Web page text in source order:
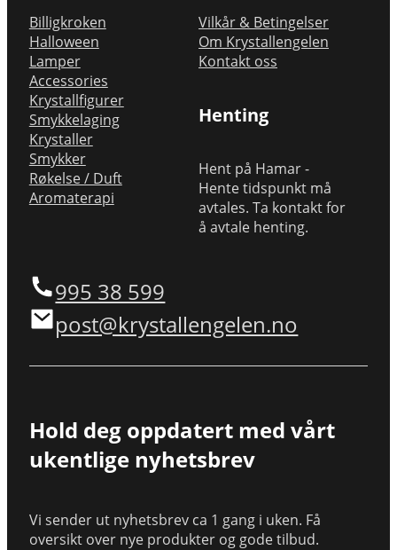
Billigkroken
Halloween
Lamper
Accessories
Krystallfigurer
Smykkelaging
Krystaller
Smykker
Røkelse / Duft
Aromaterapi
Vilkår & Betingelser
Om Krystallengelen
Kontakt oss
Henting
Hent på Hamar -
Hente tidspunkt må
avtales. Ta kontakt for
å avtale henting.
995 38 599
post@krystallengelen.no
Hold deg oppdatert med vårt
ukentlige nyhetsbrev
Vi sender ut nyhetsbrev ca 1 gang i uken. Få
oversikt over nye produkter og gode tilbud.